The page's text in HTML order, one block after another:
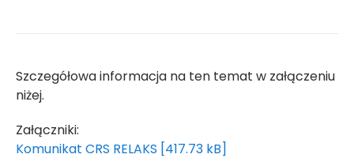
Szczegółowa informacja na ten temat w załączeniu
niżej.
Załączniki:
Komunikat CRS RELAKS [417.73 kB]